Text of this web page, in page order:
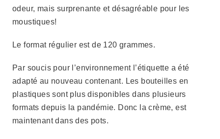
odeur, mais surprenante et désagréable pour les
moustiques!
Le format régulier est de 120 grammes.
Par soucis pour l’environnement l’étiquette a été
adapté au nouveau contenant. Les bouteilles en
plastiques sont plus disponibles dans plusieurs
formats depuis la pandémie. Donc la crème, est
maintenant dans des pots.